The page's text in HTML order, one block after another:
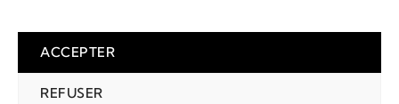
ACCEPTER
REFUSER
2026 © TIMEKEEPING - Réalisé par